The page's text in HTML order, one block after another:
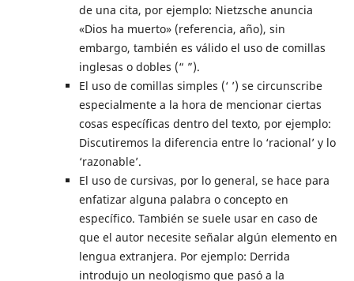
de una cita, por ejemplo: Nietzsche anuncia
«Dios ha muerto» (referencia, año), sin
embargo, también es válido el uso de comillas
inglesas o dobles (“ ”).
El uso de comillas simples (‘ ’) se circunscribe
especialmente a la hora de mencionar ciertas
cosas específicas dentro del texto, por ejemplo:
Discutiremos la diferencia entre lo ‘racional’ y lo
‘razonable’.
El uso de cursivas, por lo general, se hace para
enfatizar alguna palabra o concepto en
específico. También se suele usar en caso de
que el autor necesite señalar algún elemento en
lengua extranjera. Por ejemplo: Derrida
introdujo un neologismo que pasó a la